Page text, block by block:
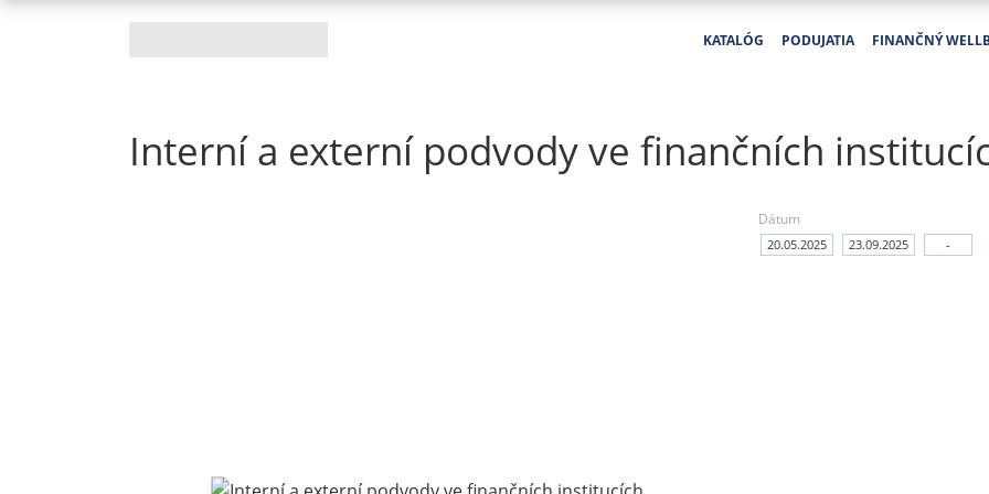
KATALÓG PODUJATIA FINANČNÝ
Interní a externí podvody ve finančních
Dátum
20.05.2025 23.09.2025 -